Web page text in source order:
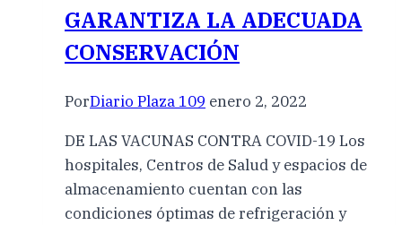
GARANTIZA LA ADECUADA
CONSERVACIÓN
PorDiario Plaza 109 enero 2, 2022
DE LAS VACUNAS CONTRA COVID-19 Los
hospitales, Centros de Salud y espacios de
almacenamiento cuentan con las
condiciones óptimas de refrigeración y